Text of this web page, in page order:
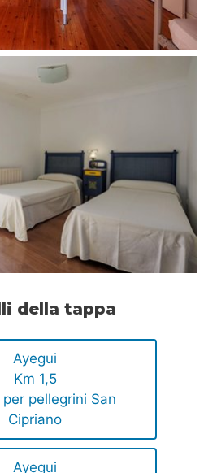
della tappa
Ayegui
Km 1,5
pellegrini San
Cipriano
Ayegui